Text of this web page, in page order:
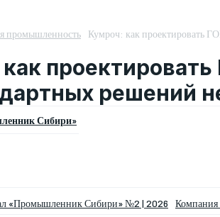
промышленность
Кумроч: как проектировать
решений
Сибири»
«Промышленник Сибири» №2 | 2026